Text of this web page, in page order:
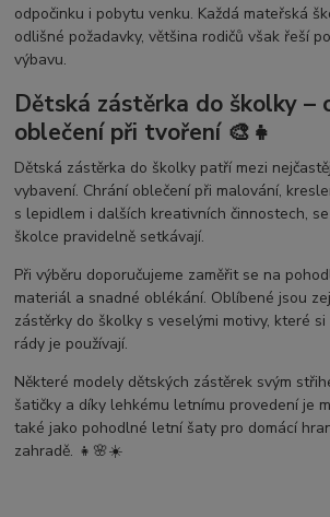
odpočinku i pobytu venku. Každá mateřská
odlišné požadavky, většina rodičů však řeší
výbavu.
Dětská zástěrka do školky –
oblečení při tvoření 🎨👧
Dětská zástěrka do školky patří mezi
vybavení. Chrání oblečení při malování,
s lepidlem i dalších kreativních činnostech,
školce pravidelně setkávají.
Při výběru doporučujeme zaměřit se na
materiál a snadné oblékání. Oblíbené jsou
zástěrky do školky s veselými motivy, které
rády je používají.
Některé modely dětských zástěrek svým
šatičky a díky lehkému letnímu provedení je
také jako pohodlné letní šaty pro domácí
zahradě. 👧🌸☀️